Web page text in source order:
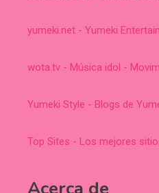
yumeki.net - Yumeki
wota.tv - Música idol -
Yumeki Style - Blogs de
Top Sites - Los mejores